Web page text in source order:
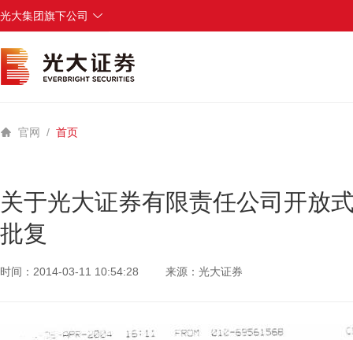
光大集团旗下公司
中国光大银行
光大永明人寿保险
官网 / 首页
关于光大证券有限责任公司开放
批复
时间：2014-03-11 10:54:28 来源：光大证券